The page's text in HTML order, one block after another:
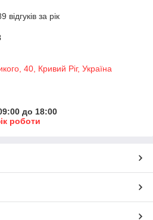
за рік
40, Кривий Ріг, Україна
до 18:00
роботи